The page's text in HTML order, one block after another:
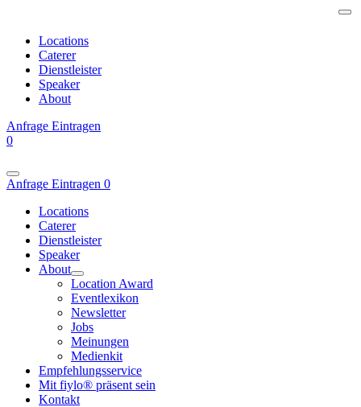
Locations
Caterer
Dienstleister
Speaker
About
Anfrage Eintragen
0
Anfrage Eintragen 0
Locations
Caterer
Dienstleister
Speaker
About
Location Award
Eventlexikon
Newsletter
Jobs
Meinungen
Medienkit
Empfehlungsservice
Mit fiylo® präsent sein
Kontakt